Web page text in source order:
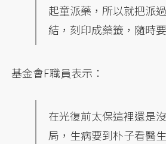
起童派藥，所以就把派
結，刻印成藥籤，隨時
基金會F職員表示：
在光復前太保這裡還是
局，生病要到朴子看醫